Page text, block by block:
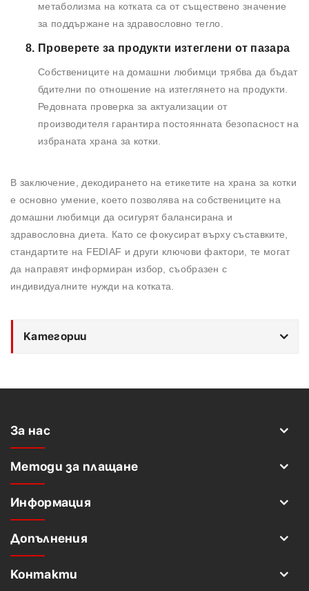
метаболизма на котката са от съществено значение
за поддържане на здравословно тегло.
Проверете за продукти изтеглени от пазара
Собствениците на домашни любимци трябва да бъдат
бдителни по отношение на изтеглянето на продукти.
Редовната проверка за актуализации от
производителя гарантира постоянната безопасност на
избраната храна за котки.
В заключение, декодирането на етикетите на храна за котки
е основно умение, което позволява на собствениците на
домашни любимци да осигурят балансирана и
здравословна диета. Като се фокусират върху съставките,
стандартите на FEDIAF и други ключови фактори, те могат
да направят информиран избор, съобразен с
индивидуалните нужди на котката.
Категории
За нас
Методи за плащане
Информация
Допълнения
Контакти